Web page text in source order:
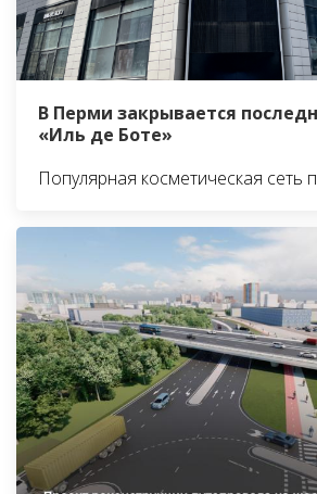
В Перми закрывается
«Иль де Боте»
Популярная косметическая сеть